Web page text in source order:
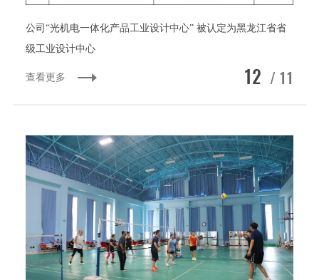
公司“光机电一体化产品工业设计中心” 被认定为黑龙江省省
级工业设计中心
查看更多 12 / 11